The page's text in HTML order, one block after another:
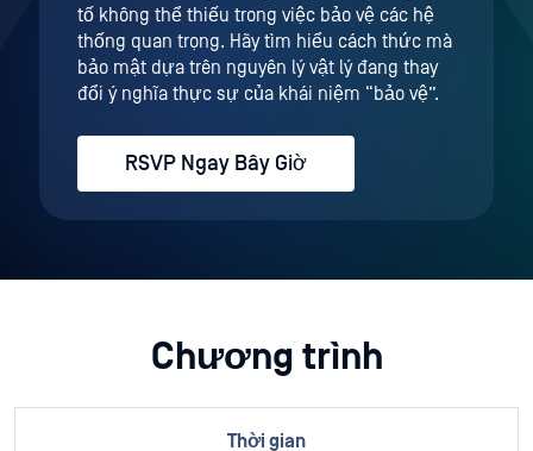
tố không thể thiếu trong việc bảo vệ các hệ
thống quan trọng. Hãy tìm hiểu cách thức mà
bảo mật dựa trên nguyên lý vật lý đang thay
đổi ý nghĩa thực sự của khái niệm “bảo vệ”.
RSVP Ngay Bây Giờ
Chương trình